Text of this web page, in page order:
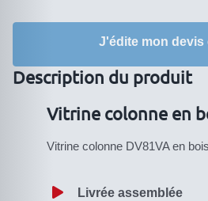
Vitrine
bois
DV81VA
J'édite mon devis
Description du produit
Vitrine colonne en
Vitrine colonne DV81VA en bois
Livrée assemblée